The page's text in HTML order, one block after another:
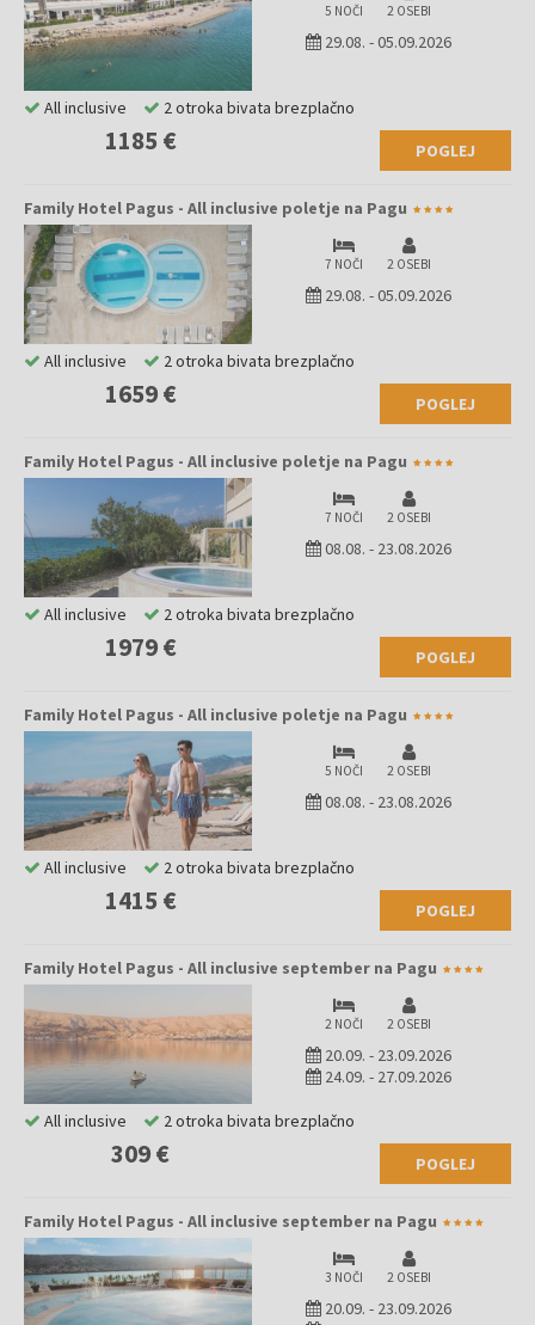
5 NOČI 2 OSEBI
29.08. -05.09.2026
1185 € POGLEJ
All inclusive 2 otroka bivata brezplačno
Family Hotel Pagus - All inclusive poletje na Pagu
7 NOČI 2 OSEBI
29.08. -05.09.2026
1659 € POGLEJ
All inclusive 2 otroka bivata brezplačno
Family Hotel Pagus - All inclusive poletje na Pagu
7 NOČI 2 OSEBI
08.08. - 23.08.2026
1979 € POGLEJ
All inclusive 2 otroka bivata brezplačno
Family Hotel Pagus - All inclusive poletje na Pagu
5 NOČI 2 OSEBI
08.08. - 23.08.2026
1415 € POGLEJ
All inclusive 2 otroka bivata brezplačno
Family Hotel Pagus - All inclusive september na Pagu
2 NOČI 2 OSEBI
20.09. - 23.09.2026
24.09. - 27.09.2026
309 € POGLEJ
All inclusive 2 otroka bivata brezplačno
Family Hotel Pagus - All inclusive september na Pagu
3 NOČI 2 OSEBI
20.09. - 23.09.2026